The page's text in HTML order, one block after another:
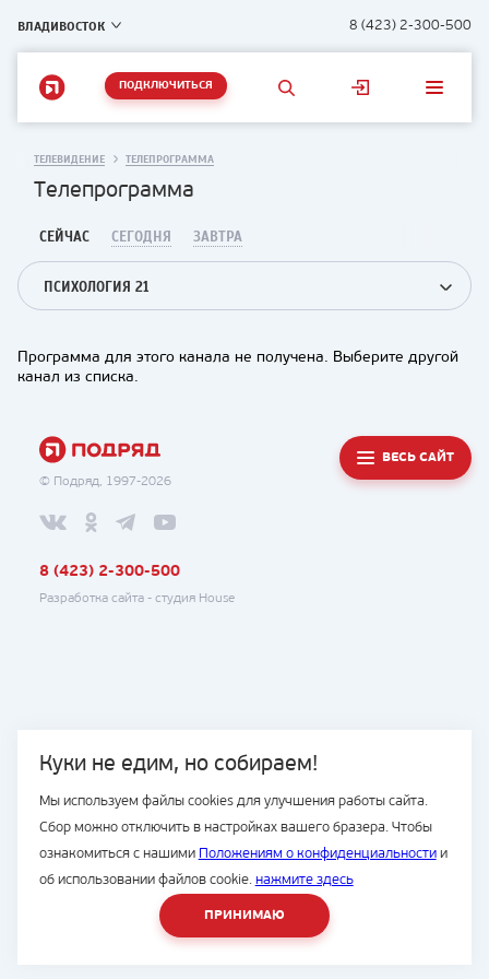
ВЛАДИВОСТОК 8 (423) 2-300-500
ПОДКЛЮЧИТЬСЯ
Куки не едим, но собираем!
Мы используем файлы cookies для улучшения работы сайта.
Сбор можно отключить в настройках вашего бразера. Чтобы
ознакомиться с нашими Положениям о конфиденциальностии
об использовании файлов cookie. нажмите здесь
ПРИНИМАЮ
ТЕЛЕВИДЕНИЕ ТЕЛЕПРОГРАММА
Телепрограмма
СЕЙЧАС СЕГОДНЯ ЗАВТРА
ПСИХОЛОГИЯ 21
Программа для этого канала не получена. Выберите другой
канал из списка.
© Подряд, 1997-2026
ВЕСЬ САЙТ
8 (423) 2-300-500
Разработка сайта - студия House